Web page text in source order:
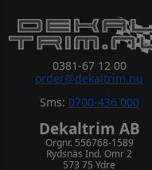
0381-67 12 00
order@dekaltrim.nu
Sms: 0700-436 000
Dekaltrim AB
Orgnr. 556768-1589
Rydsnäs Ind. Omr 2
573 75 Ydre